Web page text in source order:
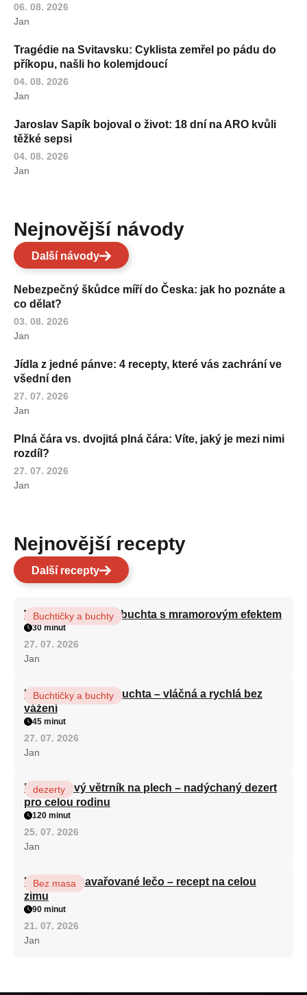
06. 08. 2026
Jan
Tragédie na Svitavsku: Cyklista zemřel po pádu do
příkopu, našli ho kolemjdoucí
04. 08. 2026
Jan
Jaroslav Sapík bojoval o život: 18 dní na ARO kvůli
těžké sepsi
04. 08. 2026
Jan
Nejnovější návody
Další návody
Nebezpečný škůdce míří do Česka: jak ho poznáte a
co dělat?
03. 08. 2026
Jan
Jídla z jedné pánve: 4 recepty, které vás zachrání ve
všední den
27. 07. 2026
Jan
Plná čára vs. dvojitá plná čára: Víte, jaký je mezi nimi
rozdíl?
27. 07. 2026
Jan
Nejnovější recepty
Další recepty
Vláčná olejová litá buchta s mramorovým efektem
Buchtičky a buchty
30 minut
27. 07. 2026
Jan
Hrnková maková buchta – vláčná a rychlá bez
vážení
Buchtičky a buchty
45 minut
27. 07. 2026
Jan
Karamelový větrník na plech – nadýchaný dezert
pro celou rodinu
dezerty
120 minut
25. 07. 2026
Jan
Babiččino zavařované lečo – recept na celou
zimu
Bez masa
90 minut
21. 07. 2026
Jan